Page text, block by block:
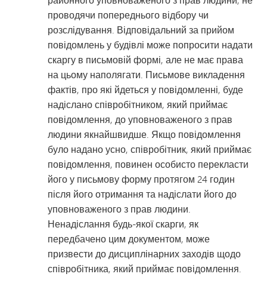
проводячи попереднього відбору чи
розслідування. Відповідальний за прийом
повідомлень у будівлі може попросити надати
скаргу в письмовій формі, але не має права
на цьому наполягати. Письмове викладення
фактів, про які йдеться у повідомленні, буде
надіслано співробітником, який приймає
повідомлення, до уповноваженого з прав
людини якнайшвидше. Якщо повідомлення
було надано усно, співробітник, який приймає
повідомлення, повинен особисто перекласти
його у письмову форму протягом 24 годин
після його отримання та надіслати його до
уповноваженого з прав людини.
Ненадіслання будь-якої скарги, як
передбачено цим документом, може
призвести до дисциплінарних заходів щодо
співробітника, який приймає повідомлення.